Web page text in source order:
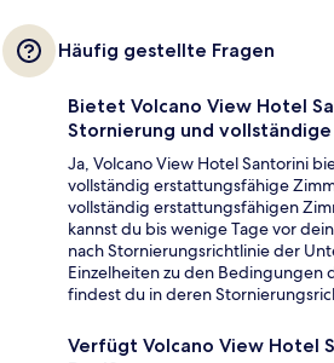
Häufig gestellte Fragen
Bietet Volcano View Hotel
Stornierung und
Ja, Volcano View Hotel Santorini
vollständig erstattungsfähige
vollständig erstattungsfähigen
kannst du bis wenige Tage vor
nach Stornierungsrichtlinie der
Einzelheiten zu den
findest du in deren
Verfügt Volcano View Hotel